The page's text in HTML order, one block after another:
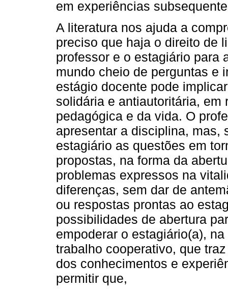
em experiências
A literatura nos ajuda a
preciso que haja o direito de
professor e o estagiário para
mundo cheio de perguntas e
estágio docente pode
solidária e antiautoritária, em
pedagógica e da vida. O
apresentar a disciplina, mas,
estagiário as questões em
propostas, na forma da
problemas expressos na
diferenças, sem dar de
ou respostas prontas ao
possibilidades de abertura
empoderar o estagiário(a),
trabalho cooperativo, que
dos conhecimentos e
permitir que,